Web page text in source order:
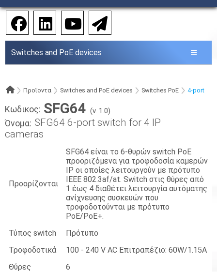
Switches and PoE devices
Προϊοντα Switches and PoE devices Switches PoE 4-port
Κωδικος: SFG64 (v. 1.0)
Όνομα: SFG64 6-port switch for 4 IP
cameras
Προορίζονται
SFG64 είναι το 6-θυρών switch PoE
προοριζόμενα για τροφοδοσία καμερών
IP οι οποίες λειτουργούν με πρότυπο
IEEE 802.3af/at. Switch στις θύρες από
1 έως 4 διαθέτει λειτουργία αυτόματης
ανίχνευσης συσκευών που
τροφοδοτούνται με πρότυπο
PoE/PoE+.
Τύπος switch
Πρότυπο
Τροφοδοτικά
100 - 240 V AC Επιτραπέζιο: 60W/1.15A
Θύρες
6